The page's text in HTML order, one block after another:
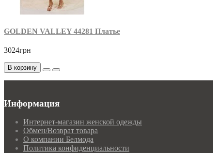
GOLDEN VALLEY 44281 Платье
3024грн
В корзину
Информация
Интернет-магазин женской одежды
Обмен/Возврат товара
О компании Белмода
Политика конфиденциальности